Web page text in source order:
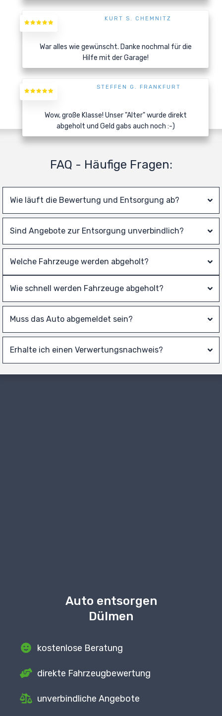
KURT S. CHEMNITZ
War alles wie gewünscht. Danke nochmal für die
Hilfe mit der Garage!
STEFFEN G. FRANKFURT
Wow, große Klasse! Unser "Alter" wurde direkt
abgeholt und Geld gabs auch noch :-)
FAQ - Häufige Fragen:
Wie läuft die Bewertung und Entsorgung ab?
Sind Angebote zur Entsorgung unverbindlich?
Welche Fahrzeuge werden abgeholt?
Wie schnell werden Fahrzeuge abgeholt?
Muss das Auto abgemeldet sein?
Erhalte ich einen Verwertungsnachweis?
Auto entsorgen
Dülmen
kostenlose Beratung
direkte Fahrzeugbewertung
unverbindliche Angebote